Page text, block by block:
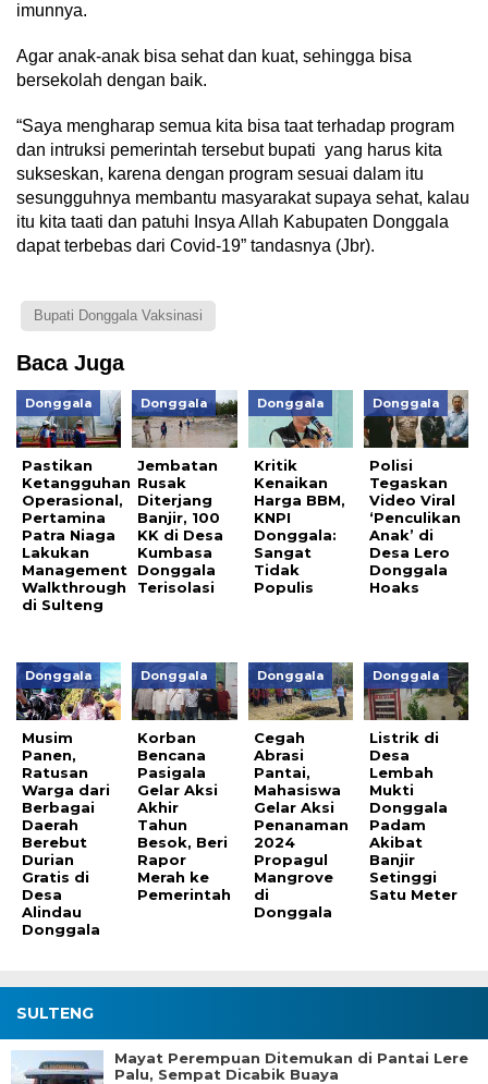
imunnya.
Agar anak-anak bisa sehat dan kuat, sehingga bisa
bersekolah dengan baik.
“Saya mengharap semua kita bisa taat terhadap program
dan intruksi pemerintah tersebut bupati yang harus kita
sukseskan, karena dengan program sesuai dalam itu
sesungguhnya membantu masyarakat supaya sehat, kalau
itu kita taati dan patuhi Insya Allah Kabupaten Donggala
dapat terbebas dari Covid-19” tandasnya (Jbr).
Bupati Donggala Vaksinasi
Baca Juga
Donggala
Pastikan
Ketangguhan
Operasional,
Pertamina
Patra Niaga
Lakukan
Management
Walkthrough
di Sulteng
Donggala
Jembatan
Rusak
Diterjang
Banjir, 100
KK di Desa
Kumbasa
Donggala
Terisolasi
Donggala
Kritik
Kenaikan
Harga BBM,
KNPI
Donggala:
Sangat
Tidak
Populis
Donggala
Polisi
Tegaskan
Video Viral
‘Penculikan
Anak’ di
Desa Lero
Donggala
Hoaks
Donggala
Musim
Panen,
Ratusan
Warga dari
Berbagai
Daerah
Berebut
Durian
Gratis di
Desa
Alindau
Donggala
Donggala
Korban
Bencana
Pasigala
Gelar Aksi
Akhir
Tahun
Besok, Beri
Rapor
Merah ke
Pemerintah
Donggala
Cegah
Abrasi
Pantai,
Mahasiswa
Gelar Aksi
Penanaman
2024
Propagul
Mangrove
di
Donggala
Donggala
Listrik di
Desa
Lembah
Mukti
Donggala
Padam
Akibat
Banjir
Setinggi
Satu Meter
SULTENG
Mayat Perempuan Ditemukan di Pantai Lere
Palu, Sempat Dicabik Buaya